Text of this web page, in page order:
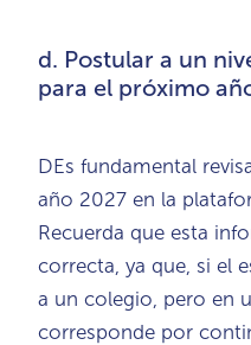
d. Postular a un
para el próximo
DEs fundamental
año 2027 en la
Recuerda que esta
correcta, ya que, si el
a un colegio, pero en
corresponde por